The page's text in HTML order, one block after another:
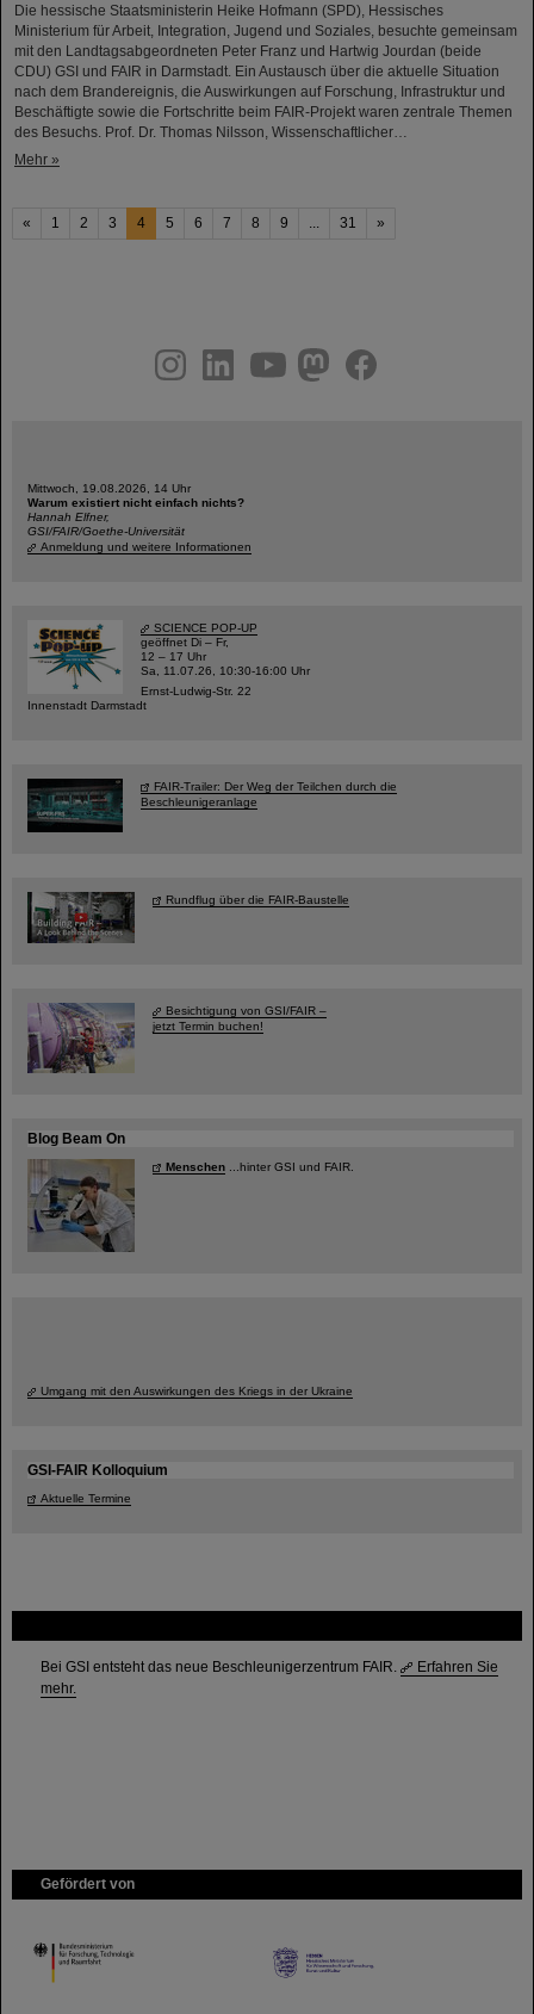
Bei GSI entsteht das neue Beschleunigerzentrum FAIR.
Erfahren Sie
mehr.
Gefördert von
HMWK
Die hessische Staatsministerin Heike Hofmann (SPD), Hessisches
Ministerium für Arbeit, Integration, Jugend und Soziales, besuchte gemeinsam
mit den Landtagsabgeordneten Peter Franz und Hartwig Jourdan (beide
CDU) GSI und FAIR in Darmstadt. Ein Austausch über die aktuelle Situation
nach dem Brandereignis, die Auswirkungen auf Forschung, Infrastruktur und
Beschäftigte sowie die Fortschritte beim FAIR-Projekt waren zentrale Themen
des Besuchs. Prof. Dr. Thomas Nilsson, Wissenschaftlicher…
Mehr »
« 1 2 3 4 5 6 7 8 9 ... 31 »
youtubehelmholtz.socialfacebook
Mittwoch, 19.08.2026, 14 Uhr
Warum existiert nicht einfach nichts?
Hannah Elfner,
GSI/FAIR/Goethe-Universität
Anmeldung und weitere Informationen
SCIENCE POP-UP
geöffnet Di – Fr,
12 – 17 Uhr
Sa, 11.07.26, 10:30-16:00 Uhr
Ernst-Ludwig-Str. 22
Innenstadt Darmstadt
FAIR-Trailer: Der Weg der Teilchen durch die
Beschleunigeranlage
Rundflug über die FAIR-Baustelle
Besichtigung von GSI/FAIR –
jetzt Termin buchen!
Blog Beam On
Menschen ...hinter GSI und FAIR.
Umgang mit den Auswirkungen des Kriegs in der Ukraine
GSI-FAIR Kolloquium
Aktuelle Termine